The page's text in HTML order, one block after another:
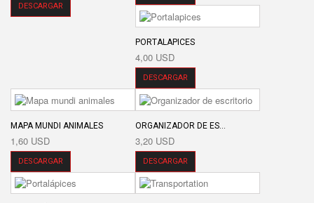
DESCARGAR
PORTALAPICES
4,00 USD
DESCARGAR
MAPA MUNDI ANIMALES
1,60 USD
DESCARGAR
ORGANIZADOR DE ES...
3,20 USD
DESCARGAR